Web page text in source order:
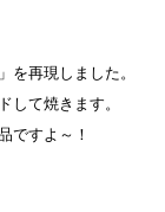
を再現しました。
して焼きます。
ですよ～！